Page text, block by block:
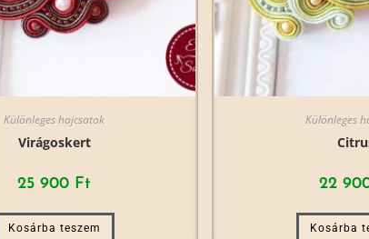
Különleges hajcsatok
Virágoskert
25 900 Ft
Kosárba teszem
Különleges
22
Kosárba